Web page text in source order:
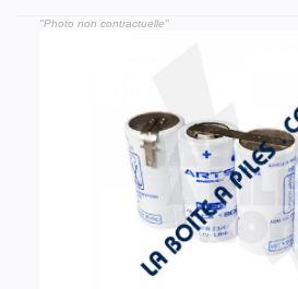
"Photo non contractuelle"